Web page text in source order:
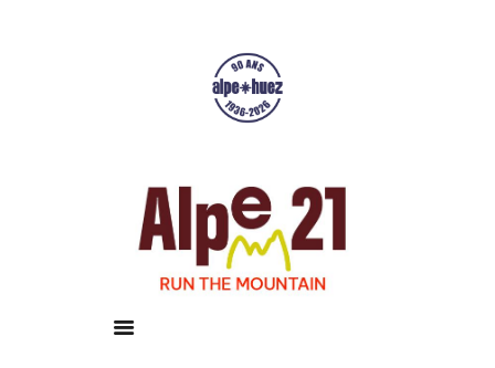
Résultats
Galerie
Infos pratiques